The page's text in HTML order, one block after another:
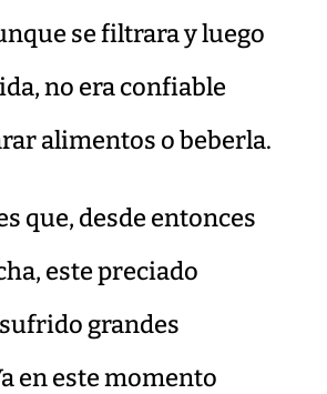
se filtrara y luego
no era confiable
alimentos o beberla.
que, desde entonces
este preciado
grandes
en este momento